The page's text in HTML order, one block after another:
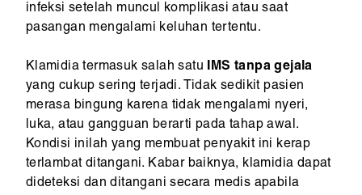
infeksi setelah muncul komplikasi atau saat
pasangan mengalami keluhan tertentu.
Klamidia termasuk salah satu IMS tanpa gejala
yang cukup sering terjadi. Tidak sedikit pasien
merasa bingung karena tidak mengalami nyeri,
luka, atau gangguan berarti pada tahap awal.
Kondisi inilah yang membuat penyakit ini kerap
terlambat ditangani. Kabar baiknya, klamidia dapat
dideteksi dan ditangani secara medis apabila